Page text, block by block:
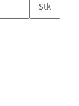
Stk